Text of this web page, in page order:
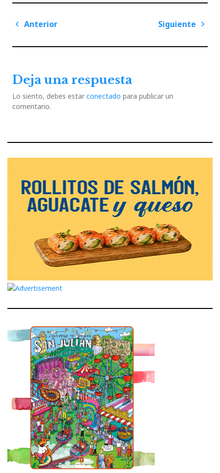
Navegación
entradas
Anterior
Siguiente
Deja una respuesta
Lo siento, debes estar conectado para publicar un
comentario.